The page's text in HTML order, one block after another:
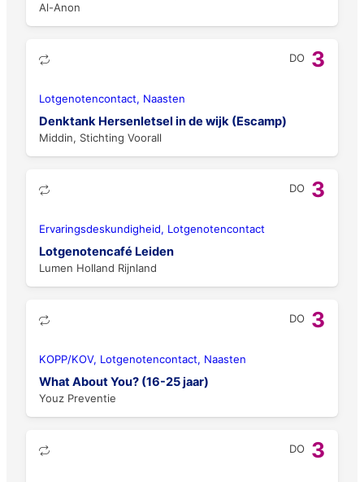
Al-Anon
DO 3
Lotgenotencontact, Naasten
Denktank Hersenletsel in de wijk (Escamp)
Middin, Stichting Voorall
DO 3
Ervaringsdeskundigheid, Lotgenotencontact
Lotgenotencafé Leiden
Lumen Holland Rijnland
DO 3
KOPP/KOV, Lotgenotencontact, Naasten
What About You? (16-25 jaar)
Youz Preventie
DO 3